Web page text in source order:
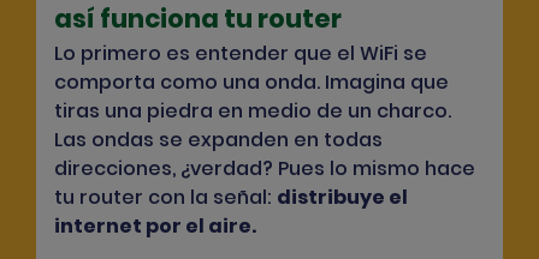
así funciona tu router
Lo primero es entender que el WiFi se
comporta como una onda. Imagina que
tiras una piedra en medio de un charco.
Las ondas se expanden en todas
direcciones, ¿verdad? Pues lo mismo hace
tu router con la señal: distribuye el
internet por el aire.